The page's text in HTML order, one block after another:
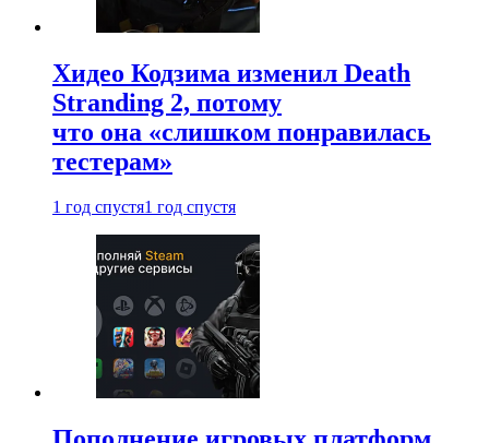
Хидео Кодзима изменил Death
Stranding 2, потому
что она «слишком понравилась
тестерам»
1 год спустя1 год спустя